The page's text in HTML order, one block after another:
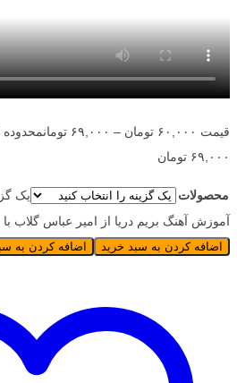
قیمت ۶۰,۰۰۰ تومان – ۶۹,۰۰۰ تومان
۶۹,۰۰۰ تومان
محصولات
یک
آموزش آهنگ بریم دریا از امیر عباس گلاب با
اضافه کردن به سبد خرید اضافه کردن به